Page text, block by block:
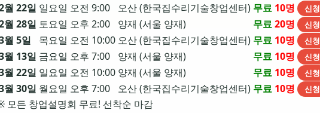
월 22일 일요일 오전 9:00 오산 (한국집수리기술창업센터) 무료 10명 신청
월 28일 토요일 오후 2:00 양재 (서울 양재) 무료20명 신청
월 5일 목요일 오전 10:00 오산 (한국집수리기술창업센터) 무료 10명 신청
월 13일 금요일 오후 7:00 양재 (서울 양재) 무료 10명 신청
월 22일 일요일 오전 10:00 양재 (서울 양재) 무료 10명 신청
월 30일 월요일 오후 7:00 오산 (한국집수리기술창업센터) 무료 10명 신청
모든 창업설명회 무료! 선착순 마감